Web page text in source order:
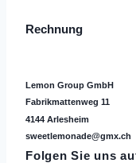
Rechnung
Lemon Group GmbH
Fabrikmattenweg 11
4144 Arlesheim
sweetlemonade@gmx.ch
Folgen Sie uns